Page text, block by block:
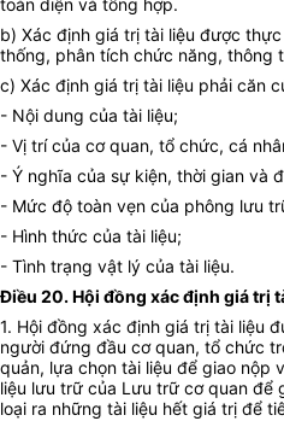
toàn diện và tổng hợp.
b) Xác định giá trị tài liệu được
thống, phân tích chức năng, thông
c) Xác định giá trị tài liệu phải căn
- Nội dung của tài liệu;
- Vị trí của cơ quan, tổ chức, cá
- Ý nghĩa của sự kiện, thời gian và
- Mức độ toàn vẹn của phông lưu
- Hình thức của tài liệu;
- Tình trạng vật lý của tài liệu.
Điều 20. Hội đồng xác định giá trị
1. Hội đồng xác định giá trị tài liệu
người đứng đầu cơ quan, tổ chức
quản, lựa chọn tài liệu để giao nộp
liệu lưu trữ của Lưu trữ cơ quan để
loại ra những tài liệu hết giá trị để